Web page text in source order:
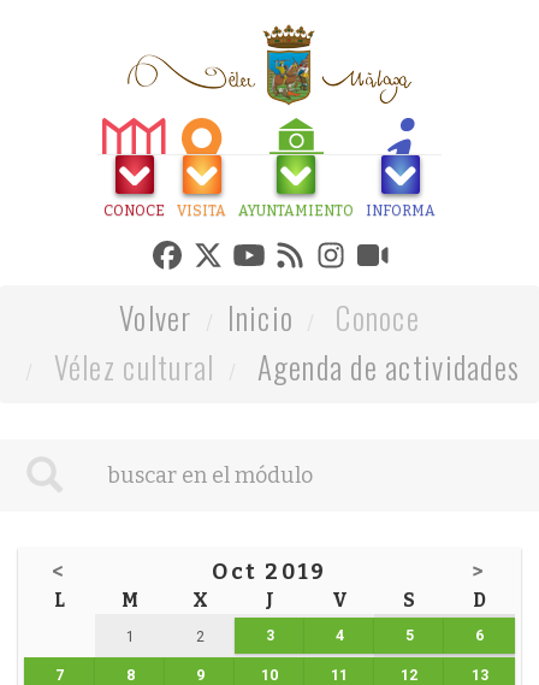
CONOCE VISITA AYUNTAMIENTO INFORMA
Volver Inicio
Conoce
Vélez cultural
Agenda de actividades
< Oct 2019 >
L M X J V S D
1 2 3 4 5 6
7 8 9 10 11 12 13